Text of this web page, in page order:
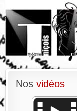
Nos vidéos